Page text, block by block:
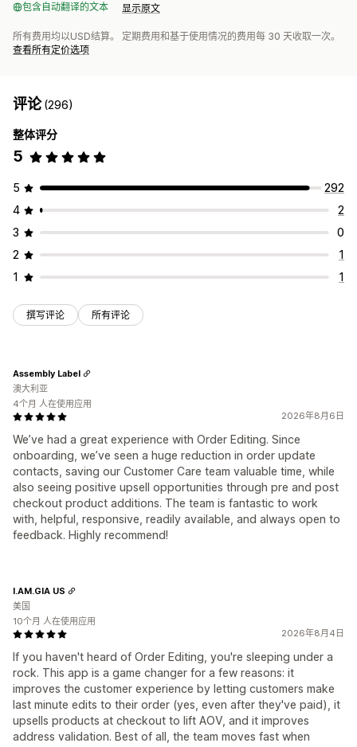
包含自动翻译的文本 显示原文
所有费用均以USD结算。 定期费用和基于使用情况的费用每 30 天收取一次。
查看所有定价选项
评论(296)
整体评分
5
5
292
4
2
3
0
2
1
1
1
撰写评论 所有评论
2026年8月6日
We’ve had a great experience with Order Editing. Since
onboarding, we’ve seen a huge reduction in order update
contacts, saving our Customer Care team valuable time, while
also seeing positive upsell opportunities through pre and post
checkout product additions. The team is fantastic to work
with, helpful, responsive, readily available, and always open to
feedback. Highly recommend!
Assembly Label
澳大利亚
4个月 人在使用应用
2026年8月4日
If you haven't heard of Order Editing, you're sleeping under a
rock. This app is a game changer for a few reasons: it
improves the customer experience by letting customers make
last minute edits to their order (yes, even after they've paid), it
upsells products at checkout to lift AOV, and it improves
address validation. Best of all, the team moves fast when
I.AM.GIA US
美国
10个月 人在使用应用